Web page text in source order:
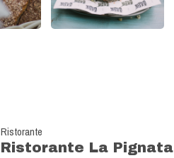
Ristorante
Ristorante La Pignata